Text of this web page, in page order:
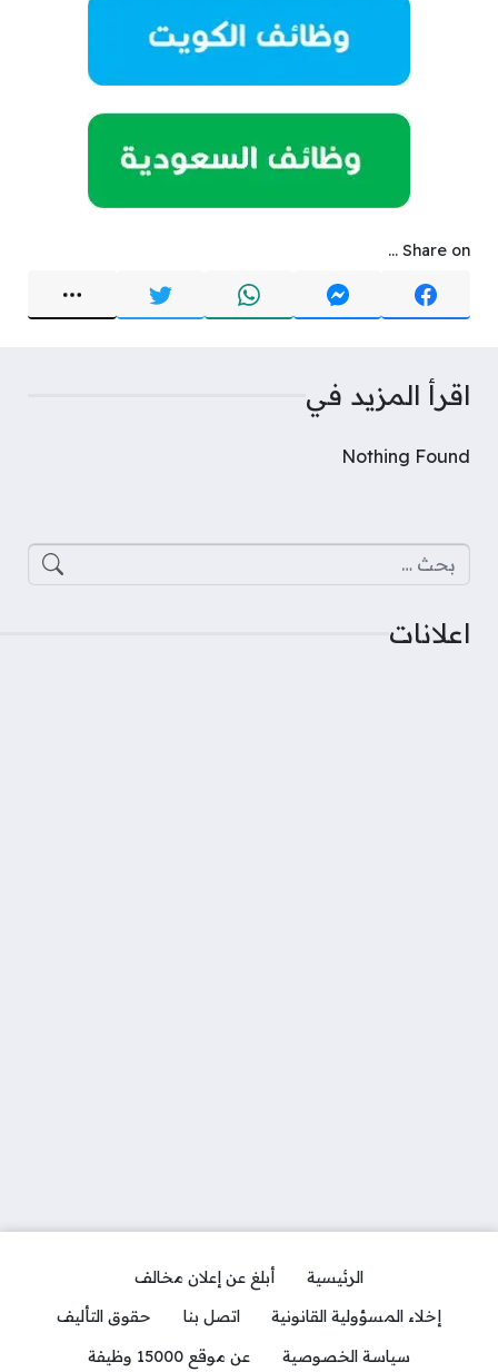
Share on ...
اقرأ المزيد في
Nothing Found
البحث عن:
اعلانات
الرئيسية
أبلغ عن إعلان مخالف
إخلاء المسؤولية القانونية
اتصل بنا
حقوق التأليف
سياسة الخصوصية
عن موقع 15000 وظيفة